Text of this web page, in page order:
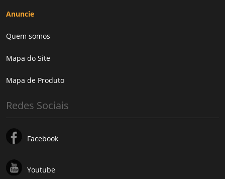
Anuncie
Quem somos
Mapa do Site
Mapa de Produto
Redes Sociais
Facebook
Youtube